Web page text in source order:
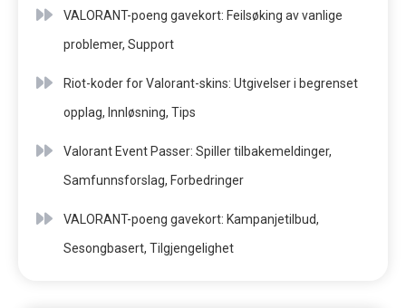
VALORANT-poeng gavekort: Feilsøking av vanlige
problemer, Support
Riot-koder for Valorant-skins: Utgivelser i begrenset
opplag, Innløsning, Tips
Valorant Event Passer: Spiller tilbakemeldinger,
Samfunnsforslag, Forbedringer
VALORANT-poeng gavekort: Kampanjetilbud,
Sesongbasert, Tilgjengelighet